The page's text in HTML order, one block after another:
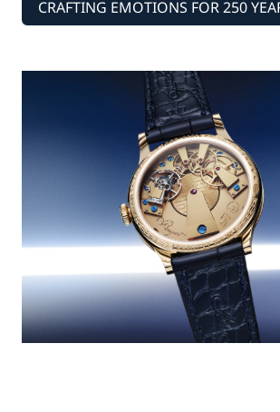
CRAFTING EMOTIONS FOR 250